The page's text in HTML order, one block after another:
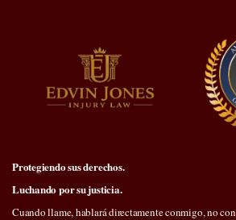
Protegiendo sus derechos.
Luchando por su justicia.
Cuando llame, hablará directamente conmigo, no con